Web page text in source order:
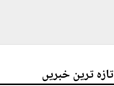
تازہ ترین خبریں